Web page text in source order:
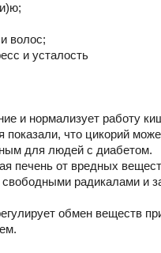
волос;
и усталость
и нормализует работу
что цикорий
для людей с диабетом.
печень от вредных
радикалами и
обмен веществ